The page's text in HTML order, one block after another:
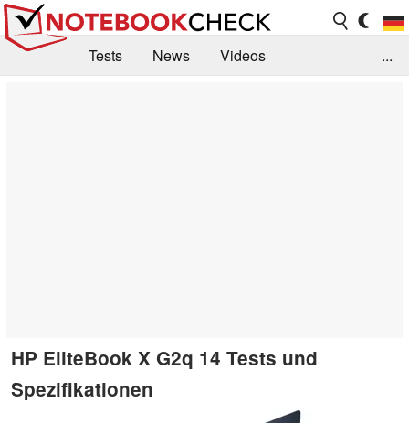
Tests News
Videos
...
HP EliteBook X G2q 14 Tests und
Spezifikationen